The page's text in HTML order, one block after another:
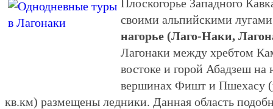
Плоскогорье Западного
своими альпийскими
нагорье (Лаго-Наки,
Лагонаки между хребтом
востоке и горой Абадзеш
вершинах Фишт и Пшехасу
кв.км) размещены ледники. Данная область